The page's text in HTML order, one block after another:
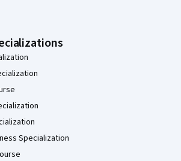
Specialization